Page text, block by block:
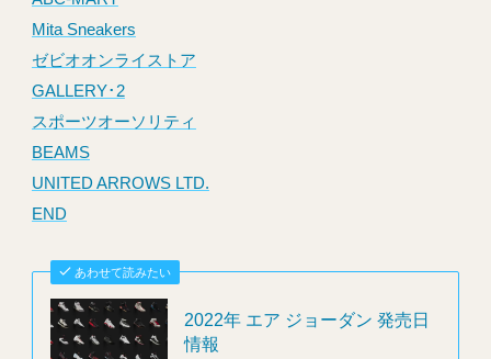
Mita Sneakers
ゼビオオンライストア
GALLERY･2
スポーツオーソリティ
BEAMS
UNITED ARROWS LTD.
END
あわせて読みたい
2022年 エア ジョーダン 発売日
情報